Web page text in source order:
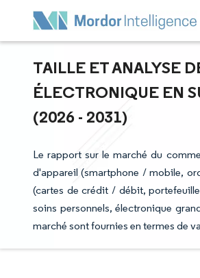
TAILLE ET ANALYSE
ÉLECTRONIQUE EN
(2026 - 2031)
Le rapport sur le marché du
d'appareil (smartphone / mobile,
(cartes de crédit / débit,
soins personnels, électronique
marché sont fournies en termes de